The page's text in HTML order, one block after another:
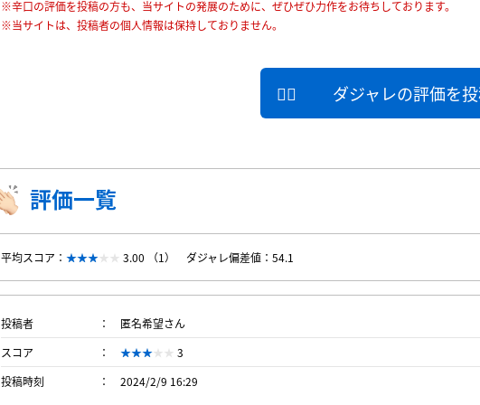
※辛口の評価を投稿の方も、当サイトの発展のために、ぜひぜひ力作をお待ちしております。
※当サイトは、投稿者の個人情報は保持しておりません。
ダジャレの評価を
評価一覧
平均スコア： 3.00 （1） ダジャレ偏差値：54.1
投稿者
匿名希望さん
スコア
3
投稿時刻
2024/2/9 16:29